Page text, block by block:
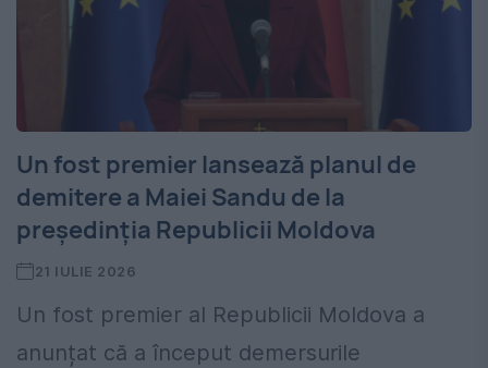
Un fost premier lansează planul de
demitere a Maiei Sandu de la
președinția Republicii Moldova
21 IULIE 2026
Un fost premier al Republicii Moldova a
anunțat că a început demersurile